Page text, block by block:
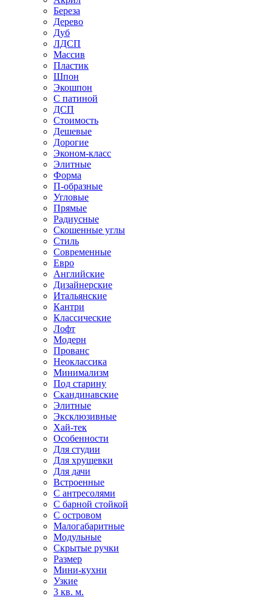
Береза
Дерево
Дуб
ЛДСП
Массив
Пластик
Шпон
Экошпон
С патиной
ДСП
Стоимость
Дешевые
Дорогие
Эконом-класс
Элитные
Форма
П-образные
Угловые
Прямые
Радиусные
Скошенные углы
Стиль
Современные
Евро
Английские
Дизайнерские
Итальянские
Кантри
Классические
Лофт
Модерн
Прованс
Неоклассика
Минимализм
Под старину
Скандинавские
Элитные
Эксклюзивные
Хай-тек
Особенности
Для студии
Для хрущевки
Для дачи
Встроенные
С антресолями
С барной стойкой
С островом
Малогабаритные
Модульные
Скрытые ручки
Размер
Мини-кухни
Узкие
3 кв. м.